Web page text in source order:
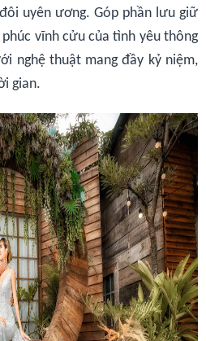
uyên ương. Góp phần lưu giữ
vĩnh cửu của tình yêu thông
nghệ thuật mang đầy kỷ niệm,
gian.